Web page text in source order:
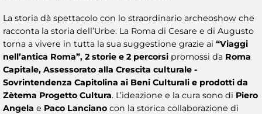
La storia dà spettacolo con lo straordinario archeoshow che
racconta la storia dell’Urbe. La Roma di Cesare e di Augusto
torna a vivere in tutta la sua suggestione grazie ai “Viaggi
nell’antica Roma”, 2 storie e 2 percorsi promossi da Roma
Capitale, Assessorato alla Crescita culturale -
Sovrintendenza Capitolina ai Beni Culturali e prodotti da
Zètema Progetto Cultura. L’ideazione e la cura sono di Piero
Angela e Paco Lanciano con la storica collaborazione di